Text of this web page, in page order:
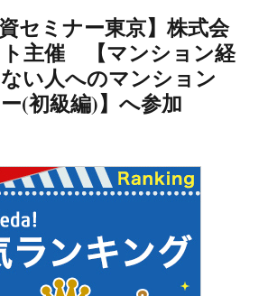
資セミナー東京】株式会
主催 【マンション経
い人へのマンション
(初級編)】へ参加